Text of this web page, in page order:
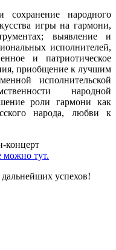
сохранение народного
игры на гармони,
выявление и
исполнителей,
и патриотическое
приобщение к лучшим
исполнительской
народной
роли гармони как
народа, любви к
концерт
можно тут.
успехов!